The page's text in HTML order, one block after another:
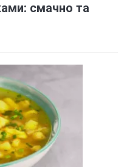
смачно та